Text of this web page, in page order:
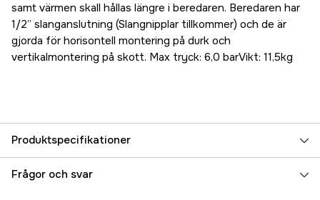
samt värmen skall hållas längre i beredaren. Beredaren har
1/2” slanganslutning (Slangnipplar tillkommer) och de är
gjorda för horisontell montering på durk och
vertikalmontering på skott. Max tryck: 6,0 barVikt: 11,5kg
Produktspecifikationer
Referensnummer 5000025471
Frågor och svar